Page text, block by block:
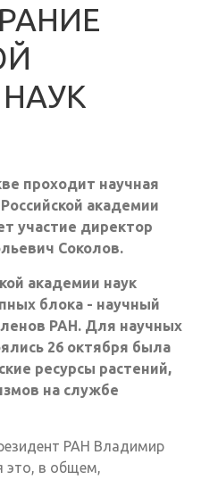
проходит научная
академии
участие директор
Соколов.
академии наук
блока - научный
РАН. Для научных
26 октября была
ресурсы растений,
на службе
РАН Владимир
это, в общем,